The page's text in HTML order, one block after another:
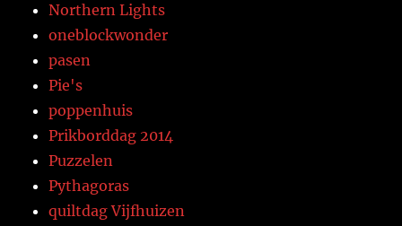
Northern Lights
oneblockwonder
pasen
Pie's
poppenhuis
Prikborddag 2014
Puzzelen
Pythagoras
quiltdag Vijfhuizen